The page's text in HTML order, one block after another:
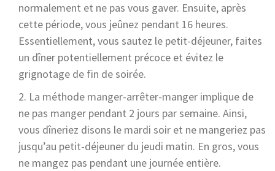
normalement et ne pas vous gaver. Ensuite, après
cette période, vous jeûnez pendant 16 heures.
Essentiellement, vous sautez le petit-déjeuner, faites
un dîner potentiellement précoce et évitez le
grignotage de fin de soirée.
La méthode manger-arrêter-manger implique de
ne pas manger pendant 2 jours par semaine. Ainsi,
vous dîneriez disons le mardi soir et ne mangeriez pas
jusqu’au petit-déjeuner du jeudi matin. En gros, vous
ne mangez pas pendant une journée entière.